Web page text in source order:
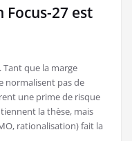
27 est
Tant que la marge
normalisent pas de
une prime de risque
la thèse, mais
rationalisation) fait la